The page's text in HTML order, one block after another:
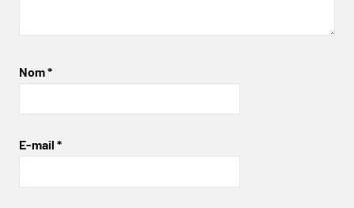
Nom*
E-mail *